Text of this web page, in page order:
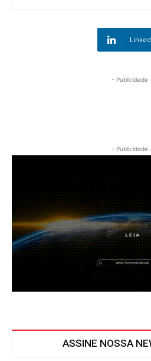
- Publicidade
- Publicidade
ASSINE NOSSA